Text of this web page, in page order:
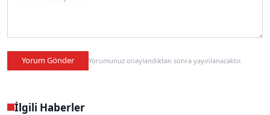
Yorum Gönder Yorumunuz onaylandıktan sonra yayınlanacaktır.
İlgili Haberler